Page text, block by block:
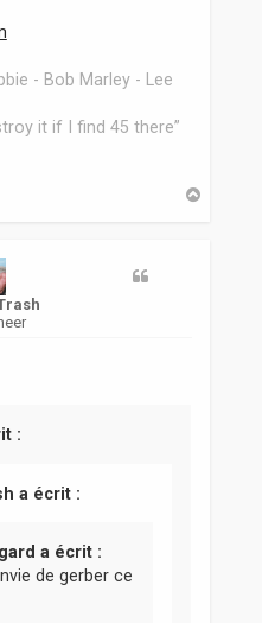
- Bob Marley - Lee
it if I find 45 there”
:
a écrit :
a écrit :
de gerber ce